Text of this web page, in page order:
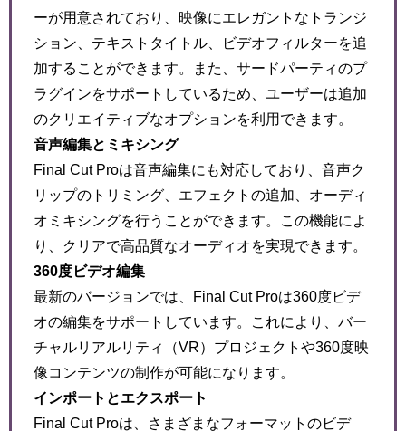
ーが用意されており、映像にエレガントなトランジ
ション、テキストタイトル、ビデオフィルターを追
加することができます。また、サードパーティのプ
ラグインをサポートしているため、ユーザーは追加
のクリエイティブなオプションを利用できます。
音声編集とミキシング
Final Cut Proは音声編集にも対応しており、音声ク
リップのトリミング、エフェクトの追加、オーディ
オミキシングを行うことができます。この機能によ
り、クリアで高品質なオーディオを実現できます。
360度ビデオ編集
最新のバージョンでは、Final Cut Proは360度ビデ
オの編集をサポートしています。これにより、バー
チャルリアルリティ（VR）プロジェクトや360度映
像コンテンツの制作が可能になります。
インポートとエクスポート
Final Cut Proは、さまざまなフォーマットのビデ